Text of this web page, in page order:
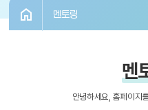
멘토링
멘
안녕하세요, 홈페이지